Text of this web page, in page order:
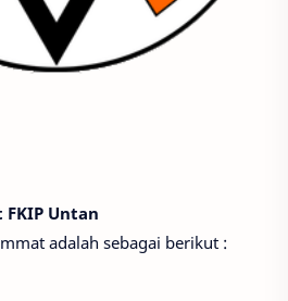
Untan
adalah sebagai berikut :